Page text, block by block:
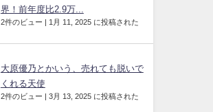
界！前年度比2.9万...
2件のビュー 1月 11, 2025 に投稿された
大原優乃とかいう、売れても脱いで
くれる天使
2件のビュー 3月 13, 2025 に投稿された